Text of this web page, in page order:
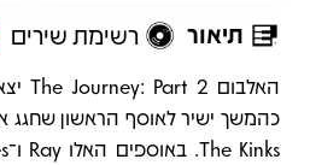
תיאור רשימת שירים